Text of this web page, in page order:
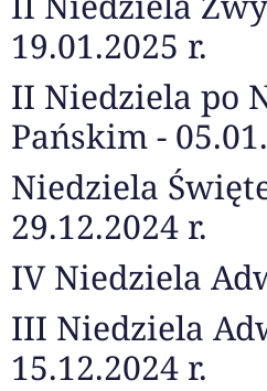
19.01.2025 r.
II Niedziela po
Pańskim -
Niedziela
29.12.2024 r.
IV Niedziela
III Niedziela
15.12.2024 r.